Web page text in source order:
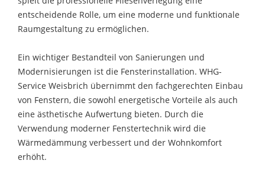
entscheidende Rolle, um eine moderne und funktionale
Raumgestaltung zu ermöglichen.
Ein wichtiger Bestandteil von Sanierungen und
Modernisierungen ist die Fensterinstallation. WHG-
Service Weisbrich übernimmt den fachgerechten Einbau
von Fenstern, die sowohl energetische Vorteile als auch
eine ästhetische Aufwertung bieten. Durch die
Verwendung moderner Fenstertechnik wird die
Wärmedämmung verbessert und der Wohnkomfort
erhöht.